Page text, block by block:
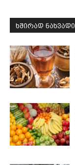
ᲮᲨᲘᲠᲐᲓ ᲜᲐᲮᲕᲐᲓᲘ